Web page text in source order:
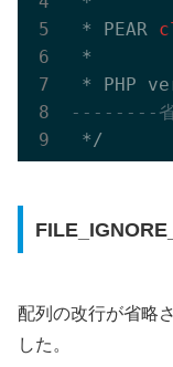
* PEAR
*
* PHP
--------
配列の改行が省略
した。